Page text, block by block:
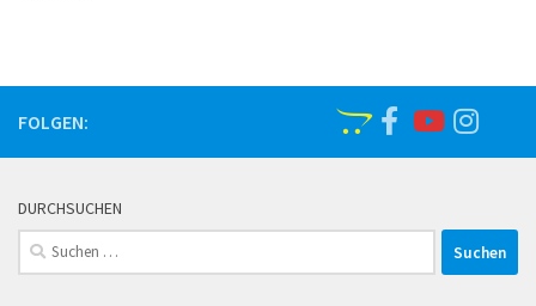
FOLGEN:
DURCHSUCHEN
Suchen
nach: